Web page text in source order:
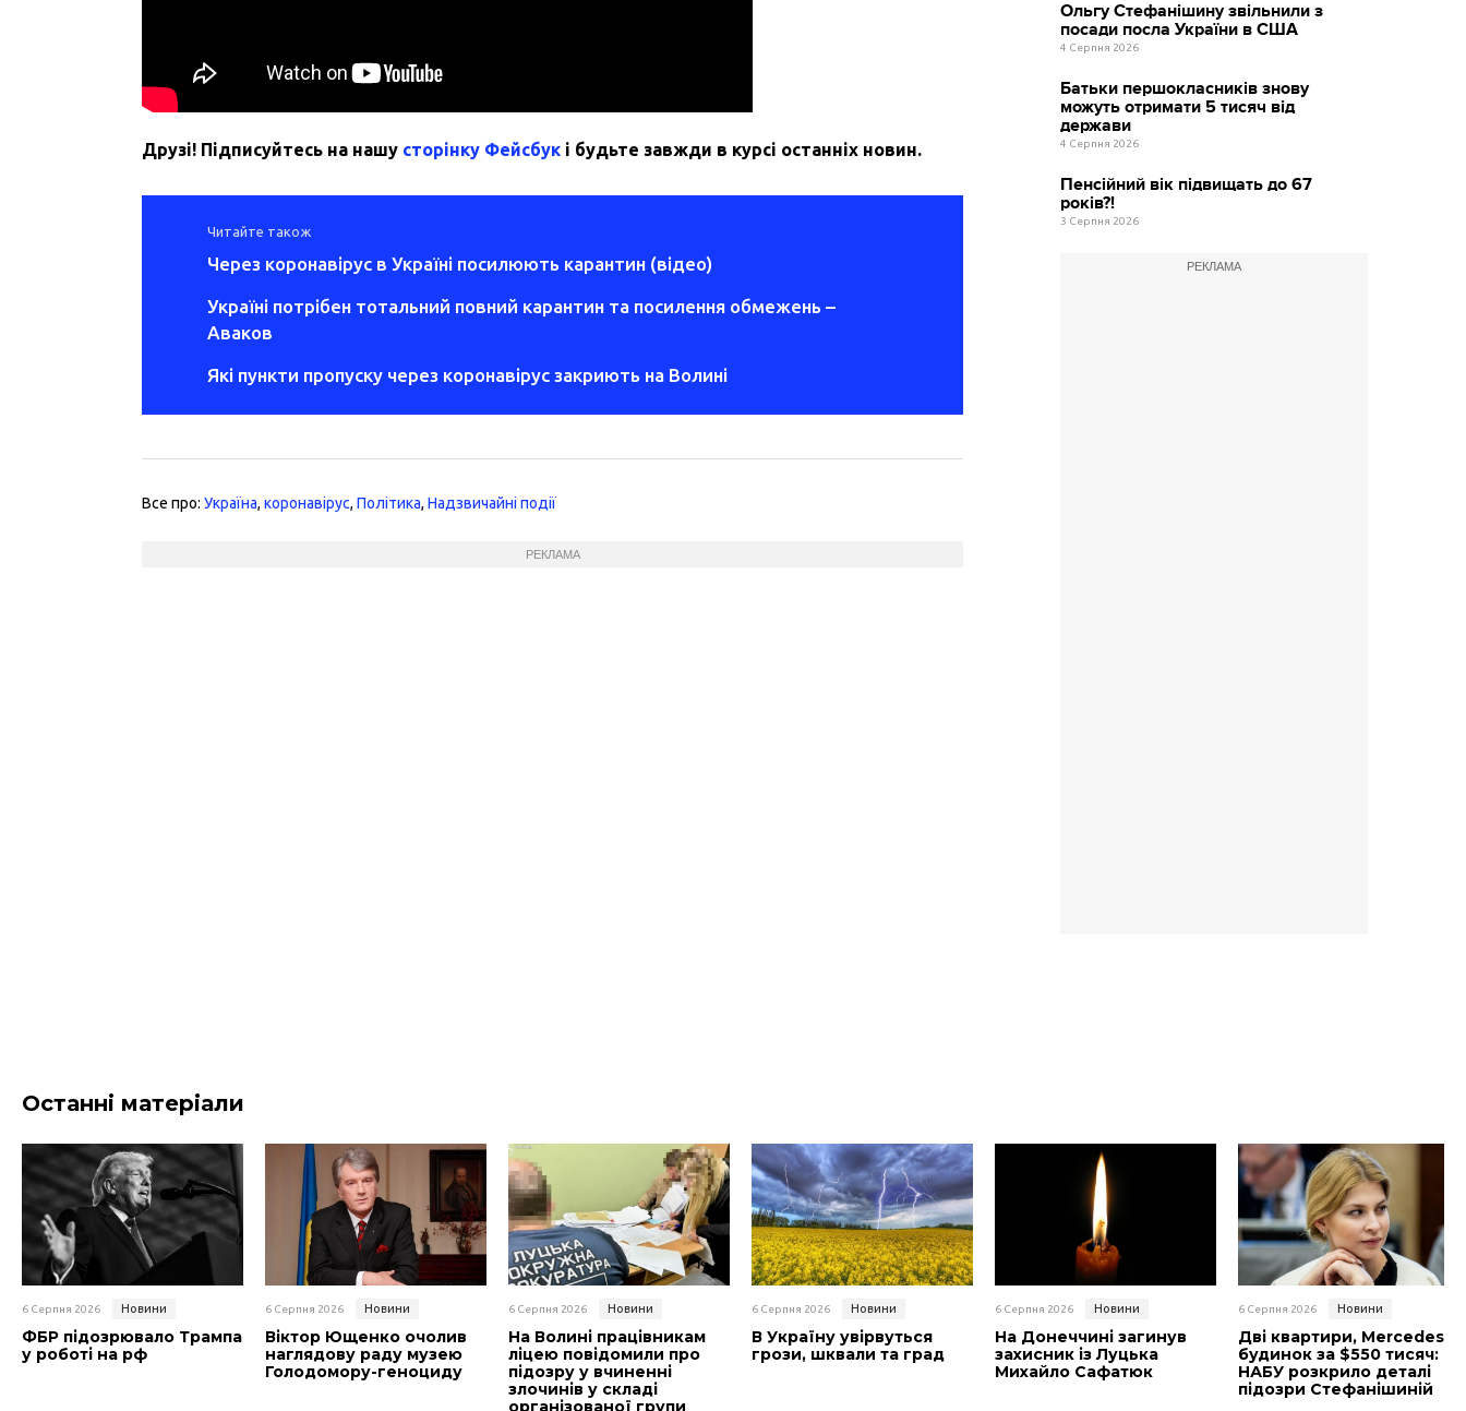
Друзі! Підписуйтесь на нашу сторінку Фейсбук і будьте завжди в курсі останніх новин.
Читайте також
Через коронавірус в Україні посилюють карантин (відео)
Україні потрібен тотальний повний карантин та посилення обмежень –
Аваков
Які пункти пропуску через коронавірус закриють на Волині
Все про:Україна,коронавірус,Політика,Надзвичайні події
РЕКЛАМА
Ольгу Стефанішину звільнили з
посади посла України в США
4 Серпня 2026
Батьки першокласників знову
можуть отримати 5 тисяч від
держави
4 Серпня 2026
Пенсійний вік підвищать до 67
років?!
3 Серпня 2026
РЕКЛАМА
Останні матеріали
6 Серпня 2026 Новини
ФБР підозрювало Трампа
у роботі на рф
6 Серпня 2026 Новини
Віктор Ющенко очолив
наглядову раду музею
Голодомору-геноциду
6 Серпня 2026 Новини
На Волині працівникам
ліцею повідомили про
підозру у вчиненні
злочинів у складі
організованої групи
6 Серпня 2026 Новини
В Україну увірвуться
грози, шквали та град
6 Серпня 2026 Новини
На Донеччині загинув
захисник із Луцька
Михайло Сафатюк
6 Серпня 2026 Новини
Дві квартири, Mercedes і
будинок за $550 тисяч:
НАБУ розкрило деталі
підозри Стефанішиній